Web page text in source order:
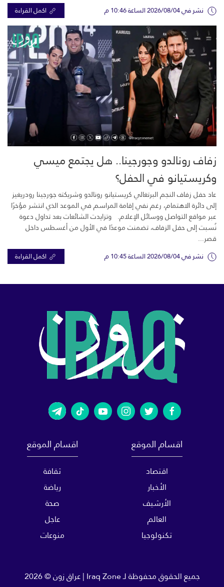
نشر في 2026/08/04 الساعة 10:46 م اكمل القراءة
زفاف رونالدو وجورجينا.. هل يجتمع ميسي
وكريستيانو في الحفل؟
عاد حفل زفاف النجم البرتغالي كريستيانو رونالدو وشريكته جورجينا رودريغيز
إلى دائرة الاهتمام، رغم نفي إقامة المراسم في الموعد الذي انتشر مؤخرًا
عبر مواقع التواصل ووسائل الإعلام. وتزايدت الشائعات بعد تداول دعوة
نُسبت إلى حفل الزفاف، تضمنت موعدًا في الأول من أغسطس داخل
قصر...
نشر في 2026/08/04 الساعة 10:45 م اكمل القراءة
اقسام الموقع
اقتصاد
الأخبار
الأرشيف
العالم
تكنولوجيا
اقسام الموقع
ثقافة
رياضة
صحة
عاجل
منوعات
جميع الحقوق محفوظة لـIraq Zone | عراق زون © 2026